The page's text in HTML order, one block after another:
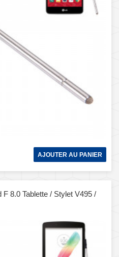
AJOUTER AU PANIER
8.0 Tablette / Stylet V495 /